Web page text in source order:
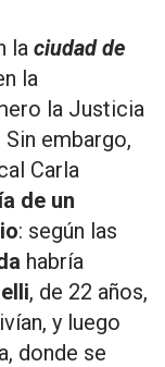
la ciudad de
la
la Justicia
embargo,
Carla
de un
: según las
habría
, de 22 años,
y luego
donde se